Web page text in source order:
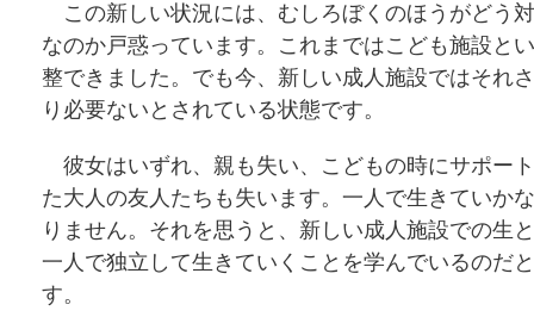
この新しい状況には、むしろぼくのほうがどう
なのか戸惑っています。これまではこども施設と
整できました。でも今、新しい成人施設ではそれ
り必要ないとされている状態です。
彼女はいずれ、親も失い、こどもの時にサポー
た大人の友人たちも失います。一人で生きていか
りません。それを思うと、新しい成人施設での生
一人で独立して生きていくことを学んでいるのだ
す。